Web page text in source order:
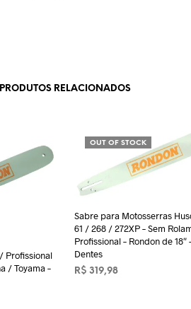
PRODUTOS RELACIONADOS
Profissional
/ Toyama –
OUT OF STOCK
Sabre para Motosserras
61 / 268 / 272XP – Sem
Profissional – Rondon de 18″
Dentes
R$ 319,98